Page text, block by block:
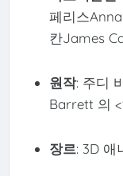
페리스
칸James
원작: 주디
Barrett 의
장르: 3D 애